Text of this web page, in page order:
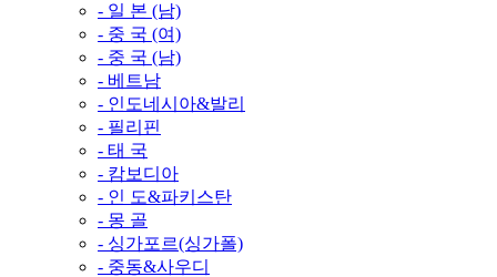
- 일 본 (남)
- 중 국 (여)
- 중 국 (남)
- 베트남
- 인도네시아&발리
- 필리핀
- 태 국
- 캄보디아
- 인 도&파키스탄
- 몽 골
- 싱가포르(싱가폴)
- 중동&사우디